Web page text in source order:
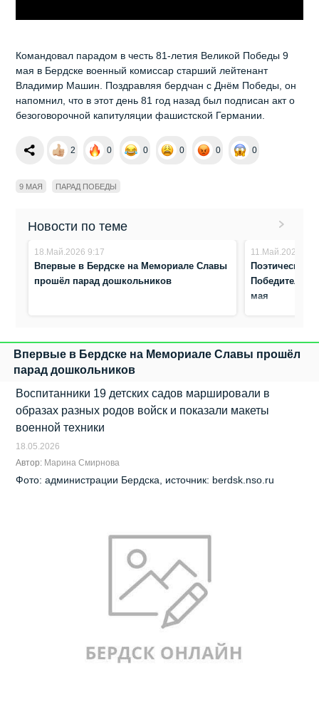
Командовал парадом в честь 81-летия Великой Победы 9
мая в Бердске военный комиссар старший лейтенант
Владимир Машин. Поздравляя бердчан с Днём Победы, он
напомнил, что в этот день 81 год назад был подписан акт о
безоговорочной капитуляции фашистской Германии.
2 0 0 0 0 0
9 МАЯ ПАРАД ПОБЕДЫ
Новости по теме
18.Май.2026 9:17
Впервые в Бердске на Мемориале Славы
прошёл парад дошкольников
11.Май.2026
Поэтический
Победители!»
мая
Впервые в Бердске на Мемориале Славы прошёл
парад дошкольников
Воспитанники 19 детских садов маршировали в
образах разных родов войск и показали макеты
военной техники
18.05.2026
Автор: Марина Смирнова
Фото: администрации Бердска, источник: berdsk.nso.ru